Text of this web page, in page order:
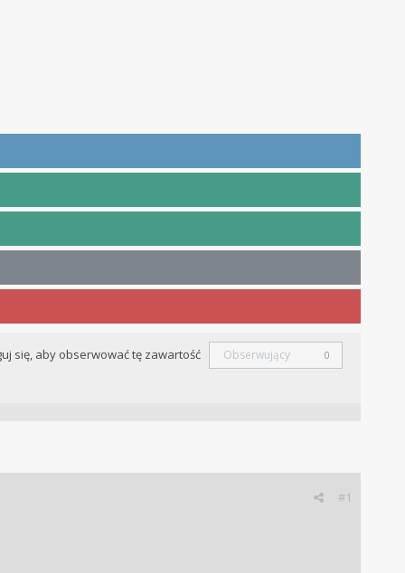
się, aby obserwować tę zawartość Obserwujący 0
#1